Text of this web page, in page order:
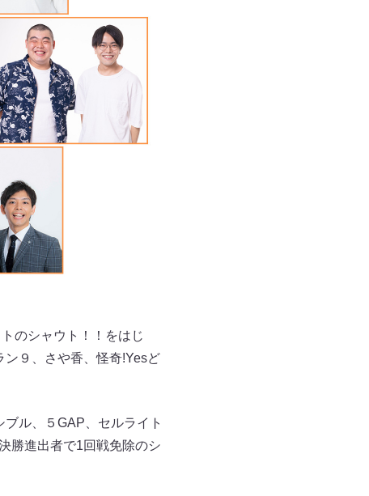
のシャウト！！をはじ
９、さや香、怪奇!Yesど
ル、５GAP、セルライト
勝進出者で1回戦免除のシ